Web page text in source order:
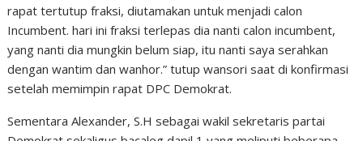
rapat tertutup fraksi, diutamakan untuk menjadi calon
Incumbent. hari ini fraksi terlepas dia nanti calon incumbent,
yang nanti dia mungkin belum siap, itu nanti saya serahkan
dengan wantim dan wanhor.” tutup wansori saat di konfirmasi
setelah memimpin rapat DPC Demokrat.
Sementara Alexander, S.H sebagai wakil sekretaris partai